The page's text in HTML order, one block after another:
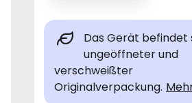
Das Gerät befindet
ungeöffneter und
verschweißter
Originalverpackung.